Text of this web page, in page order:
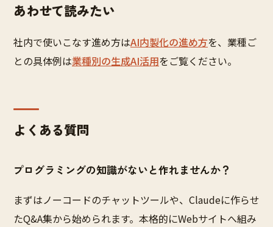
あわせて読みたい
社内で使いこなす進め方はAI内製化の進め方を、業種ご
との具体例は業種別の生成AI活用をご覧ください。
よくある質問
プログラミングの知識がないと作れませんか？
まずはノーコードのチャットツールや、Claudeに作らせ
たQ&A集から始められます。本格的にWebサイトへ組み